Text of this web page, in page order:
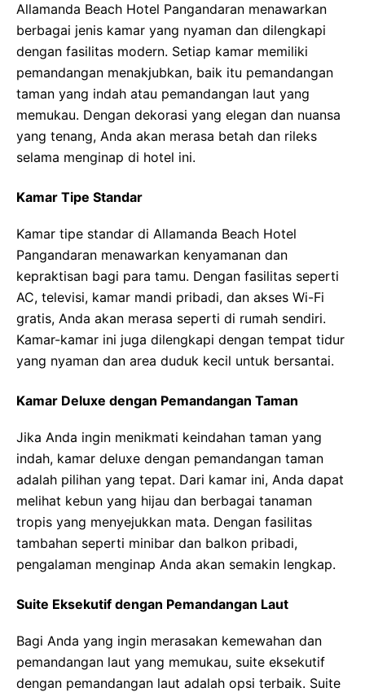
Allamanda Beach Hotel Pangandaran menawarkan
berbagai jenis kamar yang nyaman dan dilengkapi
dengan fasilitas modern. Setiap kamar memiliki
pemandangan menakjubkan, baik itu pemandangan
taman yang indah atau pemandangan laut yang
memukau. Dengan dekorasi yang elegan dan nuansa
yang tenang, Anda akan merasa betah dan rileks
selama menginap di hotel ini.
Kamar Tipe Standar
Kamar tipe standar di Allamanda Beach Hotel
Pangandaran menawarkan kenyamanan dan
kepraktisan bagi para tamu. Dengan fasilitas seperti
AC, televisi, kamar mandi pribadi, dan akses Wi-Fi
gratis, Anda akan merasa seperti di rumah sendiri.
Kamar-kamar ini juga dilengkapi dengan tempat tidur
yang nyaman dan area duduk kecil untuk bersantai.
Kamar Deluxe dengan Pemandangan Taman
Jika Anda ingin menikmati keindahan taman yang
indah, kamar deluxe dengan pemandangan taman
adalah pilihan yang tepat. Dari kamar ini, Anda dapat
melihat kebun yang hijau dan berbagai tanaman
tropis yang menyejukkan mata. Dengan fasilitas
tambahan seperti minibar dan balkon pribadi,
pengalaman menginap Anda akan semakin lengkap.
Suite Eksekutif dengan Pemandangan Laut
Bagi Anda yang ingin merasakan kemewahan dan
pemandangan laut yang memukau, suite eksekutif
dengan pemandangan laut adalah opsi terbaik. Suite